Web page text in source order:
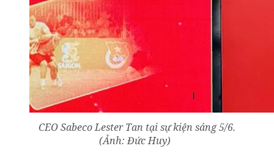
CEO Sabeco Lester Tan tại sự kiện sáng 5/6.
(Ảnh: Đức Huy)